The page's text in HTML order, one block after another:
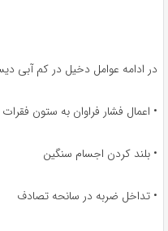
در ادامه عوامل دخیل در کم آبی
• اعمال فشار فراوان به ستون فقرات
• بلند کردن اجسام سنگین
• تداخل ضربه در سانحه تصادف